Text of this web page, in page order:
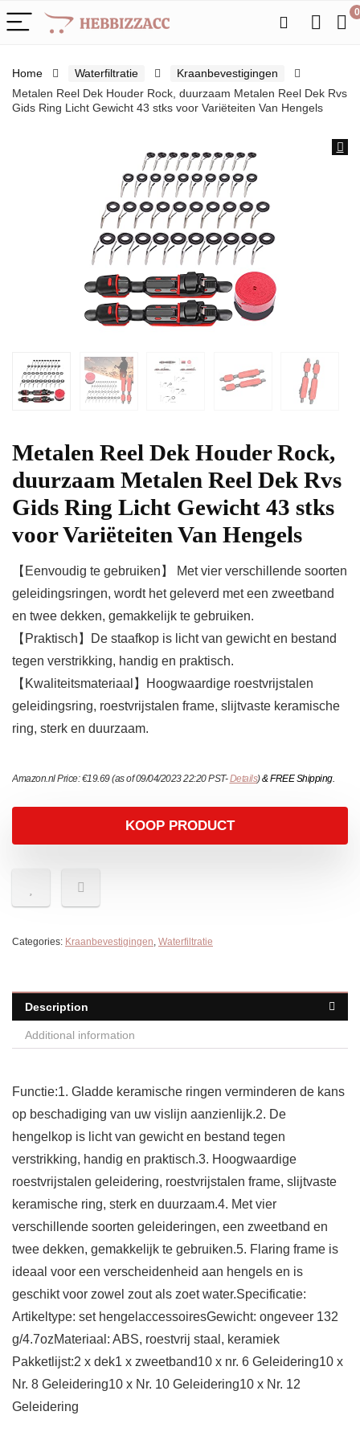
0
Home Waterfiltratie
Kraanbevestigingen
Metalen Reel Dek Houder Rock, duurzaam Metalen Reel Dek Rvs
Gids Ring Licht Gewicht 43 stks voor Variëteiten Van Hengels
Metalen Reel Dek Houder Rock,
duurzaam Metalen Reel Dek Rvs
Gids Ring Licht Gewicht 43 stks
voor Variëteiten Van Hengels
【Eenvoudig te gebruiken】 Met vier verschillende soorten
geleidingsringen, wordt het geleverd met een zweetband
en twee dekken, gemakkelijk te gebruiken.
【Praktisch】De staafkop is licht van gewicht en bestand
tegen verstrikking, handig en praktisch.
【Kwaliteitsmateriaal】Hoogwaardige roestvrijstalen
geleidingsring, roestvrijstalen frame, slijtvaste keramische
ring, sterk en duurzaam.
Amazon.nl Price:€19.69(as of 09/04/2023 22:20 PST-Details)&FREE Shipping.
KOOP PRODUCT
Categories: Kraanbevestigingen, Waterfiltratie
Description
Additional information
Functie:1. Gladde keramische ringen verminderen de kans
op beschadiging van uw vislijn aanzienlijk.2. De
hengelkop is licht van gewicht en bestand tegen
verstrikking, handig en praktisch.3. Hoogwaardige
roestvrijstalen geleidering, roestvrijstalen frame, slijtvaste
keramische ring, sterk en duurzaam.4. Met vier
verschillende soorten geleideringen, een zweetband en
twee dekken, gemakkelijk te gebruiken.5. Flaring frame is
ideaal voor een verscheidenheid aan hengels en is
geschikt voor zowel zout als zoet water.Specificatie:
Artikeltype: set hengelaccessoiresGewicht: ongeveer 132
g/4.7ozMateriaal: ABS, roestvrij staal, keramiek
Pakketlijst:2 x dek1 x zweetband10 x nr. 6 Geleidering10 x
Nr. 8 Geleidering10 x Nr. 10 Geleidering10 x Nr. 12
Geleidering